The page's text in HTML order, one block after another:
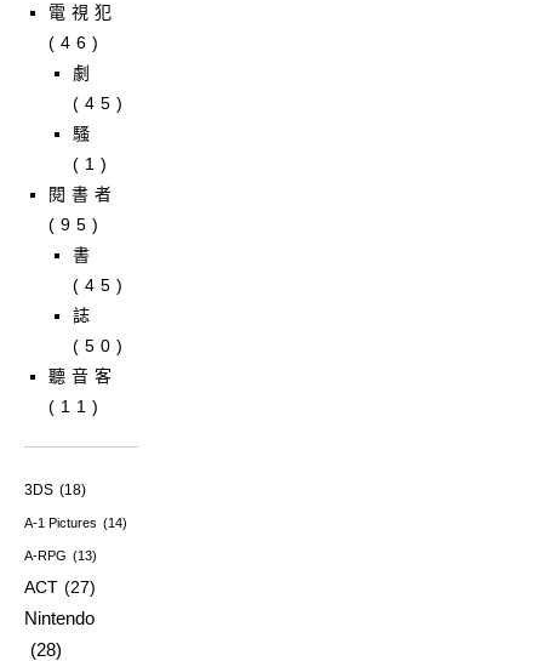
電視犯
(46)
劇
(45)
騷
(1)
閱書者
(95)
書
(45)
誌
(50)
聽音客
(11)
3DS (18)
A-1 Pictures (14)
A-RPG (13)
ACT (27)
Nintendo
(28)